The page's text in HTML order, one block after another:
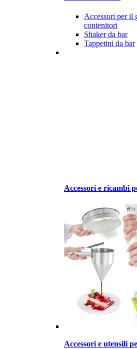
Accessori per il
contenitori
Shaker da bar
Tappetini da bar
Accessori e ricambi
Accessori e utensili